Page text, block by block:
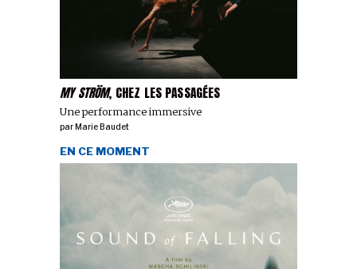
MY STRÖM, CHEZ LES PASSAGÉES
Une performance immersive
par Marie Baudet
EN CE MOMENT